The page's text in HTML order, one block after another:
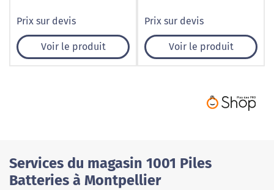
Prix sur devis
Voir le produit
Prix sur devis
Voir le produit
Services du magasin 1001 Piles
Batteries à Montpellier